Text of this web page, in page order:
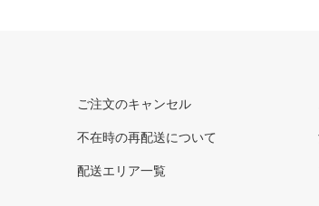
ご注文のキャンセル
不在時の再配送について
配送エリア一覧